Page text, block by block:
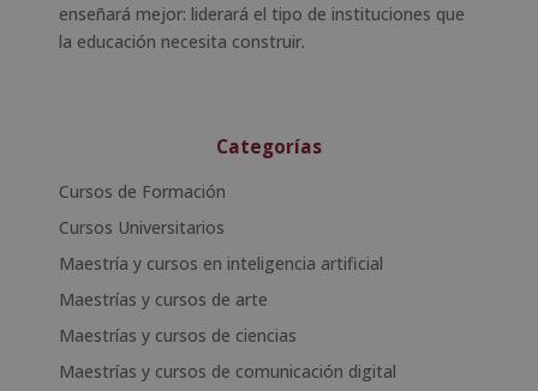
enseñará mejor: liderará el tipo de instituciones que
la educación necesita construir.
Categorías
Cursos de Formación
Cursos Universitarios
Maestría y cursos en inteligencia artificial
Maestrías y cursos de arte
Maestrías y cursos de ciencias
Maestrías y cursos de comunicación digital